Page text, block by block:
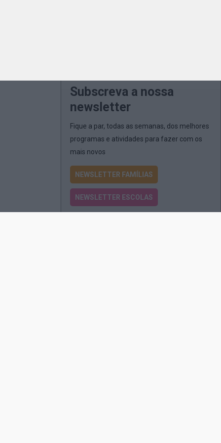
Subscreva a nossa
newsletter
Fique a par, todas as semanas, dos melhores
programas e atividades para fazer com os
mais novos
NEWSLETTER FAMÍLIAS
NEWSLETTER ESCOLAS